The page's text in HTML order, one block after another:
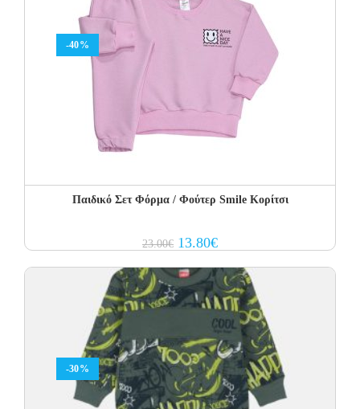
-40%
Παιδικό Σετ Φόρμα / Φούτερ Smile Κορίτσι
23.00€ Original
price
23.00€.
13.80€Current
price
13.80€.
-30%